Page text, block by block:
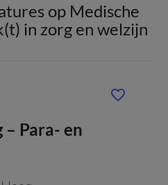
op Medische
in zorg en welzijn
– Para- en